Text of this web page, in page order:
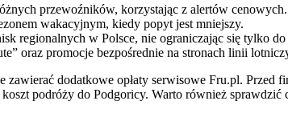
przewoźników, korzystając z alertów cenowych.
wakacyjnym, kiedy popyt jest mniejszy.
regionalnych w Polsce, nie ograniczając się tylko
oraz promocje bezpośrednie na stronach linii
zawierać dodatkowe opłaty serwisowe Fru.pl.
podróży do Podgoricy. Warto również